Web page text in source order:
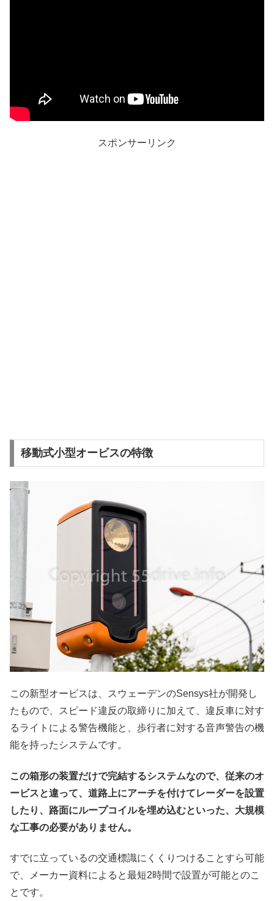
スポンサーリンク
移動式小型オービスの特徴
この新型オービスは、スウェーデンのSensys社が開発し
たもので、スピード違反の取締りに加えて、違反車に対す
るライトによる警告機能と、歩行者に対する音声警告の機
能を持ったシステムです。
この箱形の装置だけで完結するシステムなので、従来のオ
ービスと違って、道路上にアーチを付けてレーダーを設置
したり、路面にループコイルを埋め込むといった、大規模
な工事の必要がありません。
すでに立っているの交通標識にくくりつけることすら可能
で、メーカー資料によると最短2時間で設置が可能とのこ
とです。